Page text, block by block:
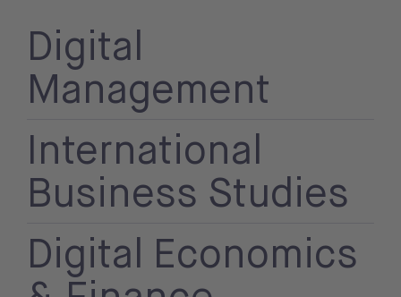
Digital
Management
International
Business Studies
Digital Economics